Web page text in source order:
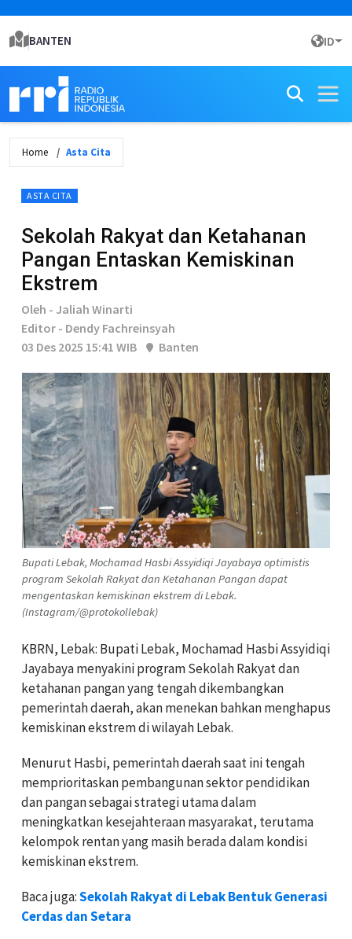
BANTEN ID
Home Asta Cita
ASTA CITA
Sekolah Rakyat dan Ketahanan
Pangan Entaskan Kemiskinan
Ekstrem
Oleh - Jaliah Winarti
Editor - Dendy Fachreinsyah
03 Des 2025 15:41 WIB
Banten
Bupati Lebak, Mochamad Hasbi Assyidiqi Jayabaya optimistis
program Sekolah Rakyat dan Ketahanan Pangan dapat
mengentaskan kemiskinan ekstrem di Lebak.
(Instagram/@protokollebak)
KBRN, Lebak: Bupati Lebak, Mochamad Hasbi Assyidiqi
Jayabaya menyakini program Sekolah Rakyat dan
ketahanan pangan yang tengah dikembangkan
pemerintah daerah, akan menekan bahkan menghapus
kemiskinan ekstrem di wilayah Lebak.
Menurut Hasbi, pemerintah daerah saat ini tengah
memprioritaskan pembangunan sektor pendidikan
dan pangan sebagai strategi utama dalam
meningkatkan kesejahteraan masyarakat, terutama
kelompok rentan yang masih berada dalam kondisi
kemiskinan ekstrem.
Baca juga:Sekolah Rakyat di Lebak Bentuk Generasi
Cerdas dan Setara